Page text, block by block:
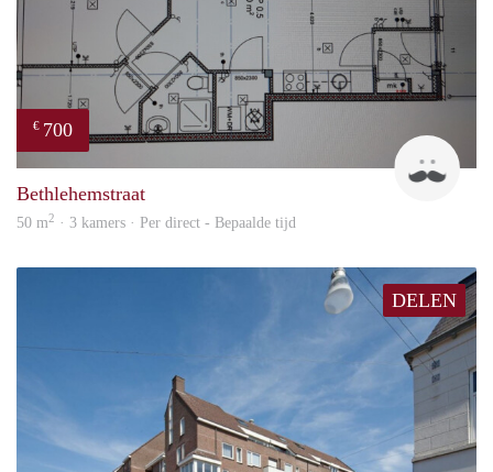
€ 700
Bethlehemstraat
50 m2 · 3 kamers · Per direct - Bepaalde tijd
DELEN